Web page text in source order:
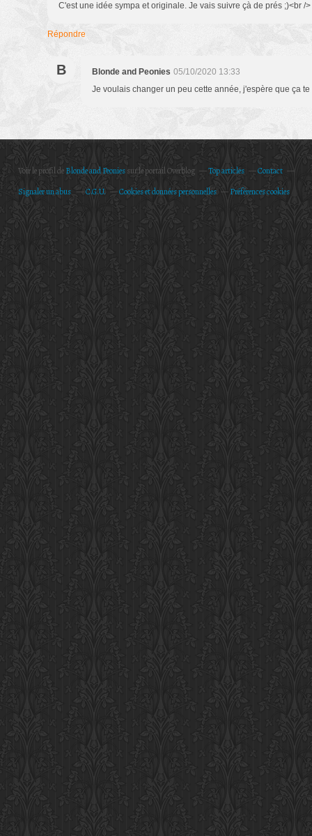
C'est une idée sympa et originale. Je vais suivre çà de prés ;)<br /
Répondre
B Blonde and Peonies 05/10/2020 13:33
Je voulais changer un peu cette année, j'espère que ça
Voir le profil deBlonde and Peoniessur le portail Overblog Top articles
Contact
Signaler un abus
C.G.U. Cookies et données personnelles Préférences cookies